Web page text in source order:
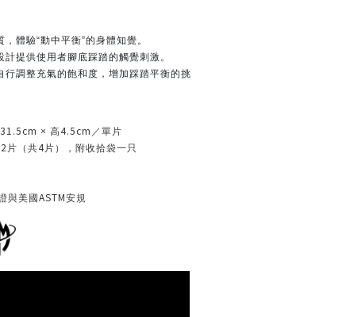
體驗“動中平衡”的身體知覺。
提供使用者腳底踩踏的觸覺刺激。
行調整充氣的飽和度，增加踩踏平衡的挑
31.5cm × 高4.5cm ／單片
2 片（共4片），附收拾袋一只
與美國 ASTM安規